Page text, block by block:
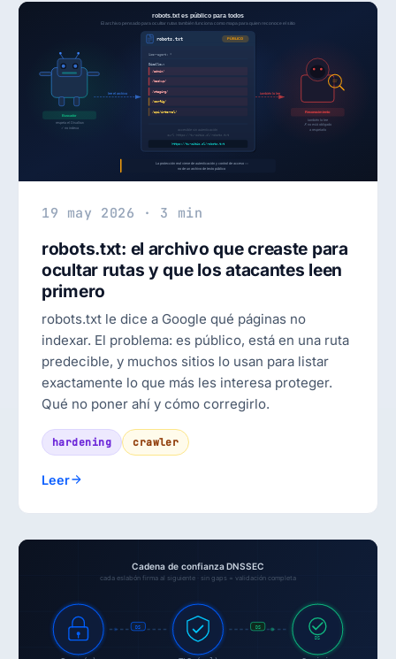
19 may 2026 · 3 min
robots.txt: el archivo que creaste para
ocultar rutas y que los atacantes leen
primero
robots.txt le dice a Google qué páginas no
indexar. El problema: es público, está en una ruta
predecible, y muchos sitios lo usan para listar
exactamente lo que más les interesa proteger.
Qué no poner ahí y cómo corregirlo.
hardening crawler
Leer